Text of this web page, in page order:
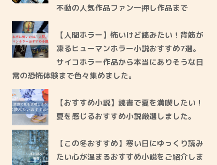
不動の人気作品ファン一押し作品まで
【人間ホラー】怖いけど読みたい！背筋が
凍るヒューマンホラー小説おすすめ7選。
サイコホラー作品から本当にありそうな日
常の恐怖体験まで色々集めました。
【おすすめ小説】読書で夏を満喫したい！
夏を感じるおすすめ小説厳選しました。
【この冬おすすめ】寒い日にゆっくり読み
たい心が温まるおすすめ小説をご紹介しま